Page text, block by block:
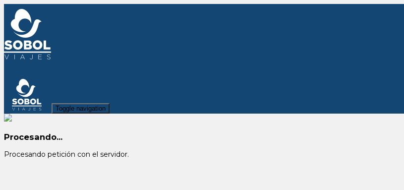
Toggle navigation
Procesando...
Procesando petición con el servidor.